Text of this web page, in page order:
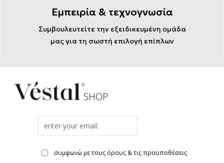
Εμπειρία & τεχνογνωσία
Συμβουλευτείτε την εξειδικευμένη ομάδα
μας για τη σωστή επιλογή επίπλων
συμφωνώ με τους όρους & τις προϋποθέσεις